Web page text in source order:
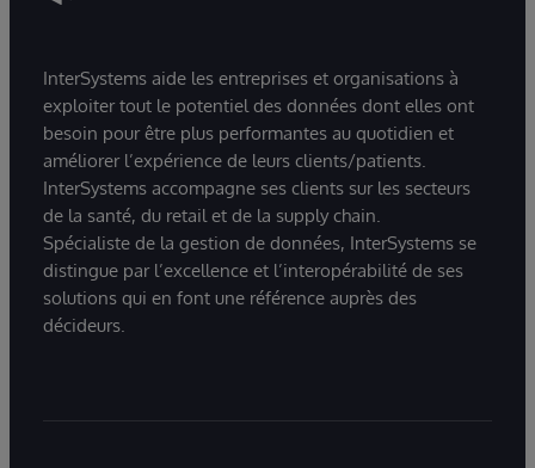
InterSystems aide les entreprises et organisations à
exploiter tout le potentiel des données dont elles ont
besoin pour être plus performantes au quotidien et
améliorer l’expérience de leurs clients/patients.
InterSystems accompagne ses clients sur les secteurs
de la santé, du retail et de la supply chain.
Spécialiste de la gestion de données, InterSystems se
distingue par l’excellence et l’interopérabilité de ses
solutions qui en font une référence auprès des
décideurs.